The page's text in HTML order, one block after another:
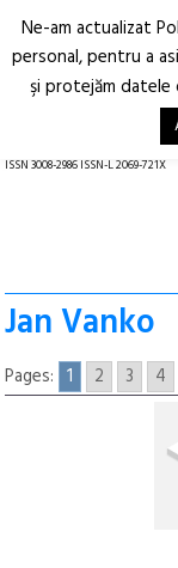
Arhitectură.
Oraș.
ISSN 3008-2986 ISSN-L 2069-721X
Jan Vanko
Pages: 1 2 3 4
Ne-am actualizat
personal, pentru a
şi protejăm datele